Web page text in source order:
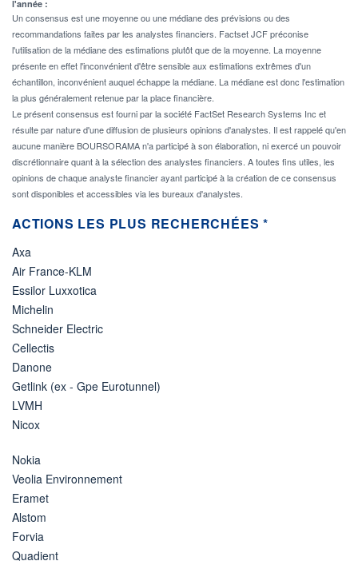
l'année :
Un consensus est une moyenne ou une médiane des prévisions ou des
recommandations faites par les analystes financiers. Factset JCF préconise
l'utilisation de la médiane des estimations plutôt que de la moyenne. La moyenne
présente en effet l'inconvénient d'être sensible aux estimations extrêmes d'un
échantillon, inconvénient auquel échappe la médiane. La médiane est donc l'estimation
la plus généralement retenue par la place financière.
Le présent consensus est fourni par la société FactSet Research Systems Inc et
résulte par nature d'une diffusion de plusieurs opinions d'analystes. Il est rappelé qu'en
aucune manière BOURSORAMA n'a participé à son élaboration, ni exercé un pouvoir
discrétionnaire quant à la sélection des analystes financiers. A toutes fins utiles, les
opinions de chaque analyste financier ayant participé à la création de ce consensus
sont disponibles et accessibles via les bureaux d'analystes.
ACTIONS LES PLUS RECHERCHÉES *
Axa
Air France-KLM
Essilor Luxxotica
Michelin
Schneider Electric
Cellectis
Danone
Getlink (ex - Gpe Eurotunnel)
LVMH
Nicox
Nokia
Veolia Environnement
Eramet
Alstom
Forvia
Quadient